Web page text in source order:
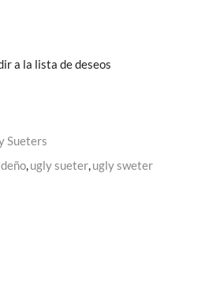
a la lista de deseos
Sueters
,ugly sueter,ugly sweter